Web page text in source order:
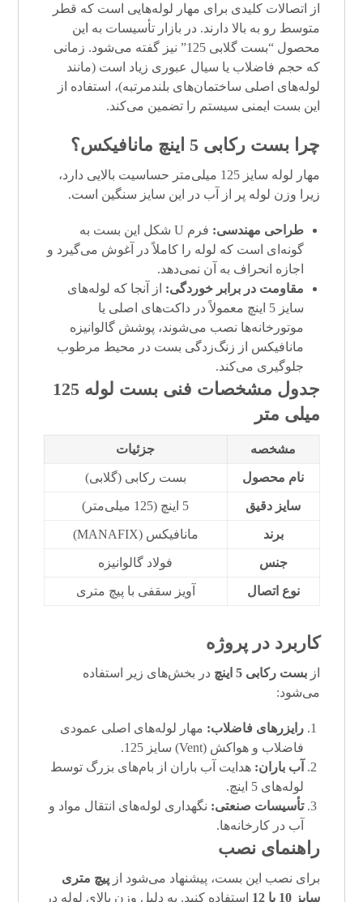
از اتصالات کلیدی برای مهار لوله‌هایی است که قطر
متوسط رو به بالا دارند. در بازار تأسیسات به این
محصول “بست گلابی 125” نیز گفته می‌شود. زمانی
که حجم فاضلاب یا سیال عبوری زیاد است (مانند
لوله‌های اصلی ساختمان‌های بلندمرتبه)، استفاده از
این بست ایمنی سیستم را تضمین می‌کند.
چرا بست رکابی 5 اینچ مانافیکس؟
مهار لوله سایز 125 میلی‌متر حساسیت بالایی دارد،
زیرا وزن لوله پر از آب در این سایز سنگین است.
طراحی مهندسی:
فرم U شکل این بست به
گونه‌ای است که لوله را کاملاً در آغوش می‌گیرد و
اجازه انحراف به آن نمی‌دهد.
مقاومت در برابر خوردگی: از آنجا که لوله‌های
سایز 5 اینچ معمولاً در داکت‌های اصلی یا
موتورخانه‌ها نصب می‌شوند، پوشش گالوانیزه
مانافیکس از زنگ‌زدگی بست در محیط مرطوب
جلوگیری می‌کند.
جدول مشخصات فنی
بست لوله 125
میلی متر
مشخصه جزئیات
نام محصول بست رکابی (گلابی)
سایز دقیق 5 اینچ (125 میلی‌متر)
برند مانافیکس (MANAFIX)
جنس فولاد گالوانیزه
نوع اتصال آویز سقفی با پیچ متری
کاربرد در پروژه
ازبست رکابی 5 اینچ
در بخش‌های زیر استفاده
می‌شود:
رایزرهای فاضلاب: مهار لوله‌های اصلی عمودی
فاضلاب و هواکش (Vent) سایز 125.
آب باران: هدایت آب باران از بام‌های بزرگ توسط
لوله‌های 5 اینچ.
تأسیسات صنعتی: نگهداری لوله‌های انتقال مواد و
آب در کارخانه‌ها.
راهنمای نصب
برای نصب این بست، پیشنهاد می‌شود ازپیچ متری
سایز 10 یا 12
استفاده کنید. به دلیل وزن بالای لوله در